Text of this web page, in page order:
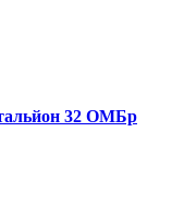
32 ОМБр